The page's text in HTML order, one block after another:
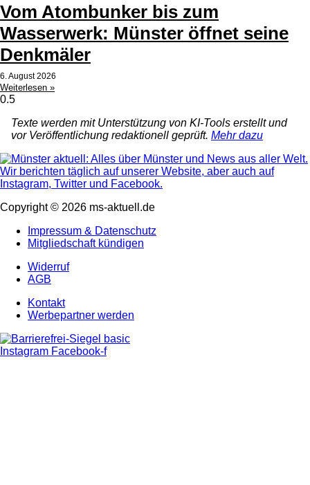
Vom Atombunker bis zum
Wasserwerk: Münster öffnet seine
Denkmäler
6. August 2026
Weiterlesen »
Texte werden mit Unterstützung von KI-Tools erstellt und
vor Veröffentlichung redaktionell geprüft. Mehr dazu
Copyright © 2026 ms-aktuell.de
Impressum & Datenschutz
Mitgliedschaft kündigen
Widerruf
AGB
Kontakt
Werbepartner werden
Instagram Facebook-f